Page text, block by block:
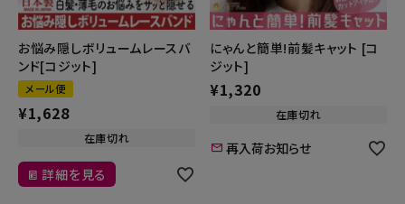
お悩み隠しボリュームレースバ
ンド[コジット]
メール便
¥1,628
在庫切れ
詳細を見る
にゃんと簡単!前髪キャット [コ
ジット]
¥1,320
在庫切れ
再入荷お知らせ